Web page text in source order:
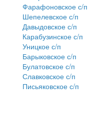
Фарафоновское с/п
Шепелевское с/п
Давыдовское с/п
Карабузинское с/п
Уницкое с/п
Барыковское с/п
Булатовское с/п
Славковское с/п
Письяковское с/п